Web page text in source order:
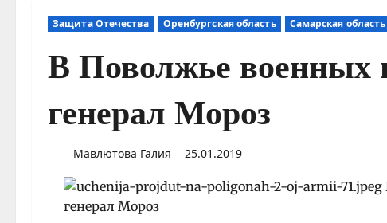
Защита Отечества Оренбургская область Самарская область
В Поволжье военных
генерал Мороз
Мавлютова Галия 25.01.2019